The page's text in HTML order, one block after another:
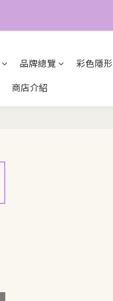
品牌總覽
彩色隱
商店介紹